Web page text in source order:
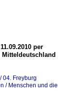
per
04. Freyburg
/ Menschen und die